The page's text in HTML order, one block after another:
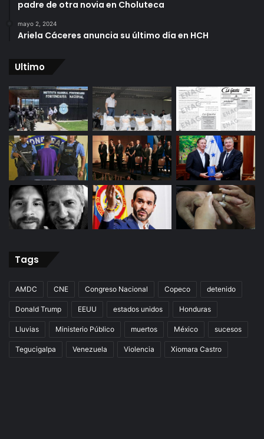
padre de otra novia en Choluteca
mayo 2, 2024
Ariela Cáceres anuncia su último día en HCH
Ultimo
Tags
AMDC CNE Congreso Nacional Copeco detenido
Donald Trump EEUU estados unidos Honduras
Lluvias Ministerio Público muertos México sucesos
Tegucigalpa Venezuela Violencia Xiomara Castro